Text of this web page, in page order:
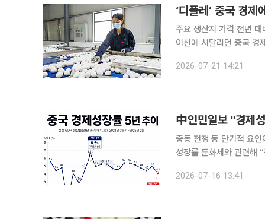
‘디플레’ 중국 경
주요 생산지 가격 전년
이션에 시달리던 중국 경
40% 이상 급등했다. 최
2026-07-21 14:21
中인민일보 "경제
중동 전쟁 등 단기적 요인이 배경"개별
성장률 둔화세와 관련해 “중
받은 것”이라며 “석유화
2026-07-16 13:41